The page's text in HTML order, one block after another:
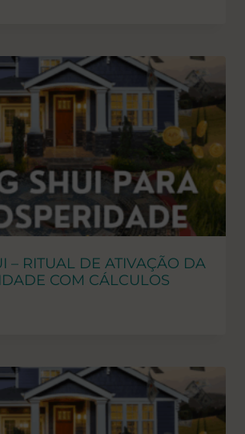
– RITUAL DE ATIVAÇÃO DA
COM CÁLCULOS